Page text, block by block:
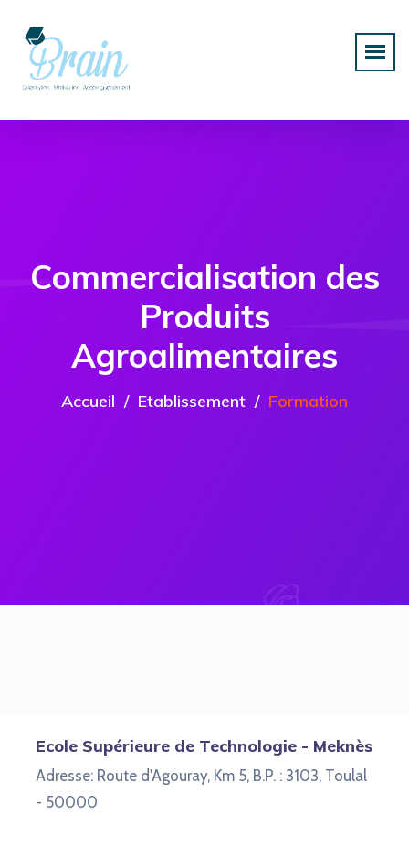
Commercialisation des
Produits
Agroalimentaires
Accueil Etablissement Formation
Ecole Supérieure de Technologie - Meknès
Adresse: Route d'Agouray, Km 5, B.P. : 3103, Toulal
- 50000